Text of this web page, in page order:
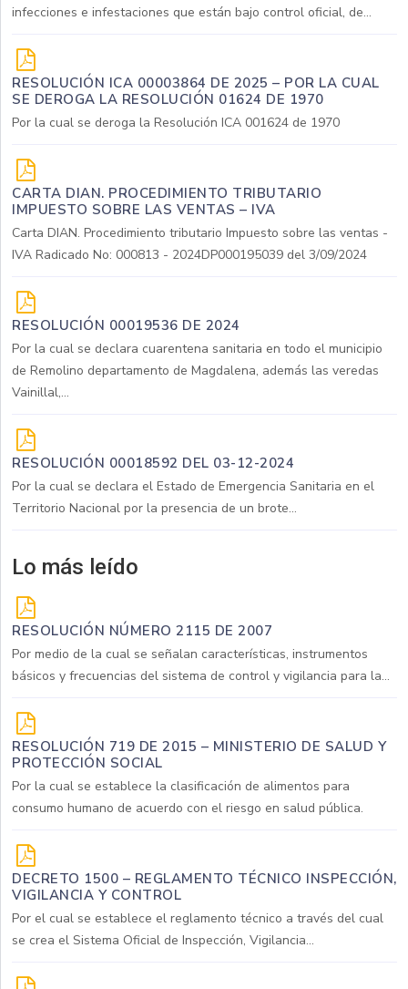
infecciones e infestaciones que están bajo control oficial, de...
RESOLUCIÓN ICA 00003864 DE 2025 – POR LA CUAL
SE DEROGA LA RESOLUCIÓN 01624 DE 1970
Por la cual se deroga la Resolución ICA 001624 de 1970
CARTA DIAN. PROCEDIMIENTO TRIBUTARIO
IMPUESTO SOBRE LAS VENTAS – IVA
Carta DIAN. Procedimiento tributario Impuesto sobre las ventas -
IVA Radicado No: 000813 - 2024DP000195039 del 3/09/2024
RESOLUCIÓN 00019536 DE 2024
Por la cual se declara cuarentena sanitaria en todo el municipio
de Remolino departamento de Magdalena, además las veredas
Vainillal,...
RESOLUCIÓN 00018592 DEL 03-12-2024
Por la cual se declara el Estado de Emergencia Sanitaria en el
Territorio Nacional por la presencia de un brote...
Lo más leído
RESOLUCIÓN NÚMERO 2115 DE 2007
Por medio de la cual se señalan características, instrumentos
básicos y frecuencias del sistema de control y vigilancia para la...
RESOLUCIÓN 719 DE 2015 – MINISTERIO DE SALUD Y
PROTECCIÓN SOCIAL
Por la cual se establece la clasificación de alimentos para
consumo humano de acuerdo con el riesgo en salud pública.
DECRETO 1500 – REGLAMENTO TÉCNICO INSPECCIÓN,
VIGILANCIA Y CONTROL
Por el cual se establece el reglamento técnico a través del cual
se crea el Sistema Oficial de Inspección, Vigilancia...